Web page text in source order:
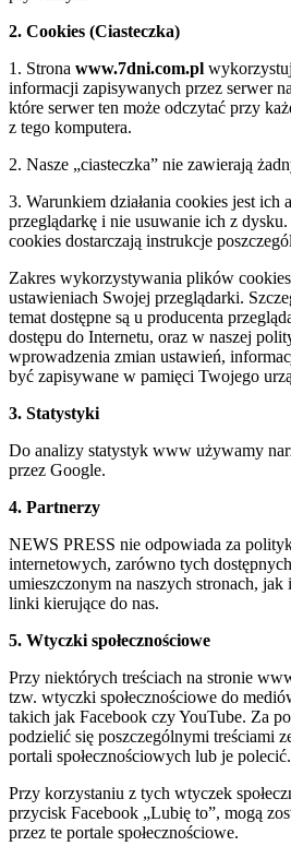
2. Cookies (Ciasteczka)
1. Strona www.7dni.com.pl
informacji zapisywanych przez serwer
które serwer ten może odczytać przy
z tego komputera.
2. Nasze „ciasteczka” nie zawierają
3. Warunkiem działania cookies jest ich
przeglądarkę i nie usuwanie ich z
cookies dostarczają instrukcje
Zakres wykorzystywania plików
ustawieniach Swojej przeglądarki.
temat dostępne są u producenta
dostępu do Internetu, oraz w naszej
wprowadzenia zmian ustawień,
być zapisywane w pamięci Twojego
3. Statystyki
Do analizy statystyk www używamy
przez Google.
4. Partnerzy
NEWS PRESS nie odpowiada za
internetowych, zarówno tych
umieszczonym na naszych stronach, jak
linki kierujące do nas.
5. Wtyczki społecznościowe
Przy niektórych treściach na stronie
tzw. wtyczki społecznościowe do
takich jak Facebook czy YouTube. Za
podzielić się poszczególnymi treściami
portali społecznościowych lub je polecić.
Przy korzystaniu z tych wtyczek
przycisk Facebook „Lubię to”, mogą
przez te portale społecznościowe.